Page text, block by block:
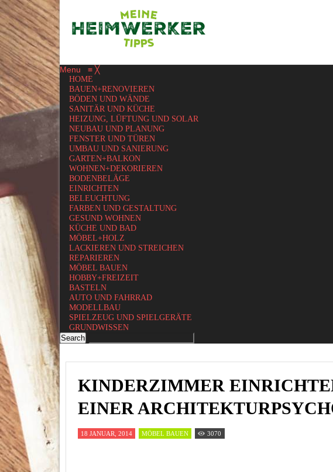
Menu ≡ ╳
HOME
BAUEN+RENOVIEREN
BÖDEN UND WÄNDE
SANITÄR UND KÜCHE
HEIZUNG, LÜFTUNG UND SOLAR
NEUBAU UND PLANUNG
FENSTER UND TÜREN
UMBAU UND SANIERUNG
GARTEN+BALKON
WOHNEN+DEKORIEREN
BODENBELÄGE
EINRICHTEN
BELEUCHTUNG
FARBEN UND GESTALTUNG
GESUND WOHNEN
KÜCHE UND BAD
MÖBEL+HOLZ
LACKIEREN UND STREICHEN
REPARIEREN
MÖBEL BAUEN
HOBBY+FREIZEIT
BASTELN
AUTO UND FAHRRAD
MODELLBAU
SPIELZEUG UND SPIELGERÄTE
GRUNDWISSEN
KINDERZIMMER
EINER
18 JANUAR, 2014 MÖBEL BAUEN 3070